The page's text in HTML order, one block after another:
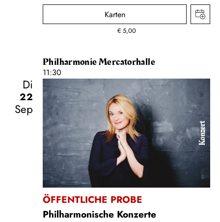
Karten
€ 5,00
Philharmonie Mercatorhalle
11:30
Di
22
Sep
Konzert
ÖFFENTLICHE PROBE
Philharmonische Konzerte